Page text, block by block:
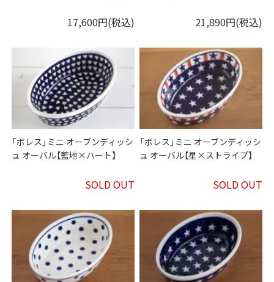
17,600円(税込) 21,890円(税込)
「ボレス」ミニ オーブンディッシ
ュ オーバル【藍地×ハート】
SOLD OUT
「ボレス」ミニ オーブンディッシ
ュ オーバル【星×ストライプ】
SOLD OUT